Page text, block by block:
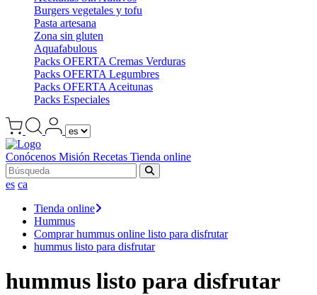
Burgers vegetales y tofu
Pasta artesana
Zona sin gluten
Aquafabulous
Packs OFERTA Cremas Verduras
Packs OFERTA Legumbres
Packs OFERTA Aceitunas
Packs Especiales
Conócenos Misión Recetas Tienda online
es ca
Tienda online
Hummus
Comprar hummus online listo para disfrutar
hummus listo para disfrutar
hummus listo para disfrutar